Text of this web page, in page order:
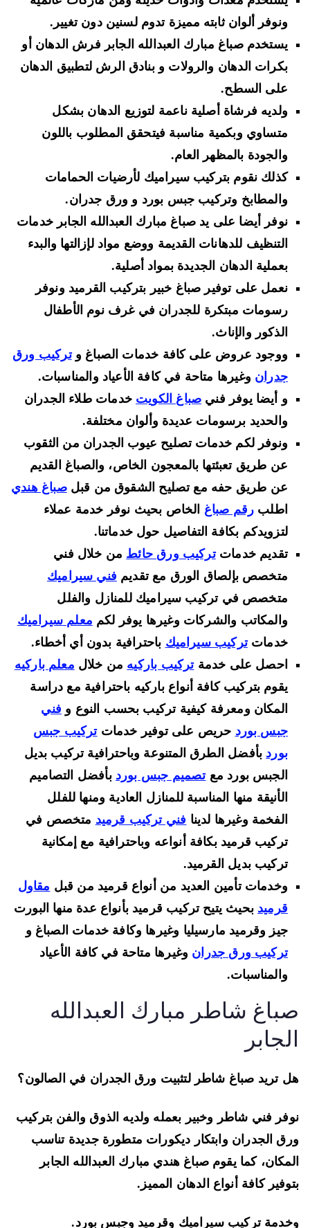
ونوفر ألوان ثابته مميزة تدوم لسنين دون تغيير.
يستخدم صباغ مبارك العبدالله الجابر فرش الدهان أو
بكرات الدهان والرولات و بنادق الرش لتطبيق الدهان
على السطح.
ولديه فرشاة أصلية ناعمة لتوزيع الدهان بشكل
متساوي وبكمية مناسبة فيتحقق المطلوب باللون
والجودة بالمظهر العام.
كذلك نقوم بتركيب سيراميك لأرضيات الحمامات
والمطابخ وتركيب جبس بورد و ورق جدران.
نوفر أيضا على يد صباغ مبارك العبدالله الجابر خدمات
التنظيف للدهانات القديمة ووضع مواد لإزالتها والبدء
بعملية الدهان الجديدة بمواد أصلية.
نعمل على توفير صباغ خبير بتركيب القرميد ونوفر
رسومات مبتكرة للجدران في غرف نوم الأطفال
الذكور والإناث.
ووجود عروض على كافة خدمات الصباغ وتركيب ورق
جدرانوغيرها متاحة في كافة الأعياد والمناسبات.
و أيضا يوفر فنيصباغ الكويتخدمات طلاء الجدران
والحديد برسومات عديدة وألوان مختلفة.
ونوفر لكم خدمات تصليح عيوب الجدران من الثقوب
عن طريق تعبئتها بالمعجون الخاص، والصباغ القديم
عن طريق حفه مع تصليح الشقوق من قبلصباغ هندي
اطلبرقم صباغالخاص بحيث نوفر خدمة عملاء
لتزويدكم بكافة التفاصيل حول خدماتنا.
تقديم خدماتتركيب ورق حائطمن خلال فني
متخصص بإلصاق الورق مع تقديمفني سيراميك
متخصص في تركيب سيراميك للمنازل والفلل
والمكاتب والشركات وغيرها يوفر لكممعلم سيراميك
خدماتتركيب سيراميكباحترافية بدون أي أخطاء.
احصل على خدمةتركيب باركيه من خلالمعلم باركيه
يقوم بتركيب كافة أنواع باركيه باحترافية مع دراسة
المكان ومعرفة كيفية تركيب بحسب النوع وفني
جبس بوردحريص على توفير خدماتتركيب جبس
بوردبأفضل الطرق المتنوعة وباحترافية تركيب بديل
الجبس بورد مع تصميم جبس بوردبأفضل التصاميم
الأنيقة منها المناسبة للمنازل العادية ومنها للفلل
الفخمة وغيرها لدينافني تركيب قرميد متخصص في
تركيب قرميد بكافة أنواعه وباحترافية مع إمكانية
تركيب بديل القرميد.
وخدمات تأمين العديد من أنواع قرميد من قبلمقاول
قرميد بحيث يتيح تركيب قرميد بأنواع عدة منها البورت
جيز وقرميد مارسيليا وغيرها وكافة خدمات الصباغ و
تركيب ورق جدرانوغيرها متاحة في كافة الأعياد
والمناسبات.
شاطر مبارك العبدالله
تريد صباغ شاطر لتثبيت ورق الجدران في الصالون؟
فني شاطر وخبير بعمله ولديه الذوق والفن بتركيب
الجدران وابتكار ديكورات متطورة جديدة تناسب
كما يقوم صباغ هندي مبارك العبدالله الجابر
كافة أنواع الدهان المميز.
تركيب سيراميك وقرميد وجبس بورد.